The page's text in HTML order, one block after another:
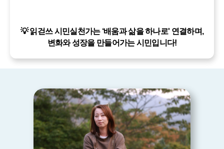
읽걷쓰 시민실천가는 ‘배움과 삶을 하나로' 연결하며,
변화와 성장을 만들어가는 시민입니다!